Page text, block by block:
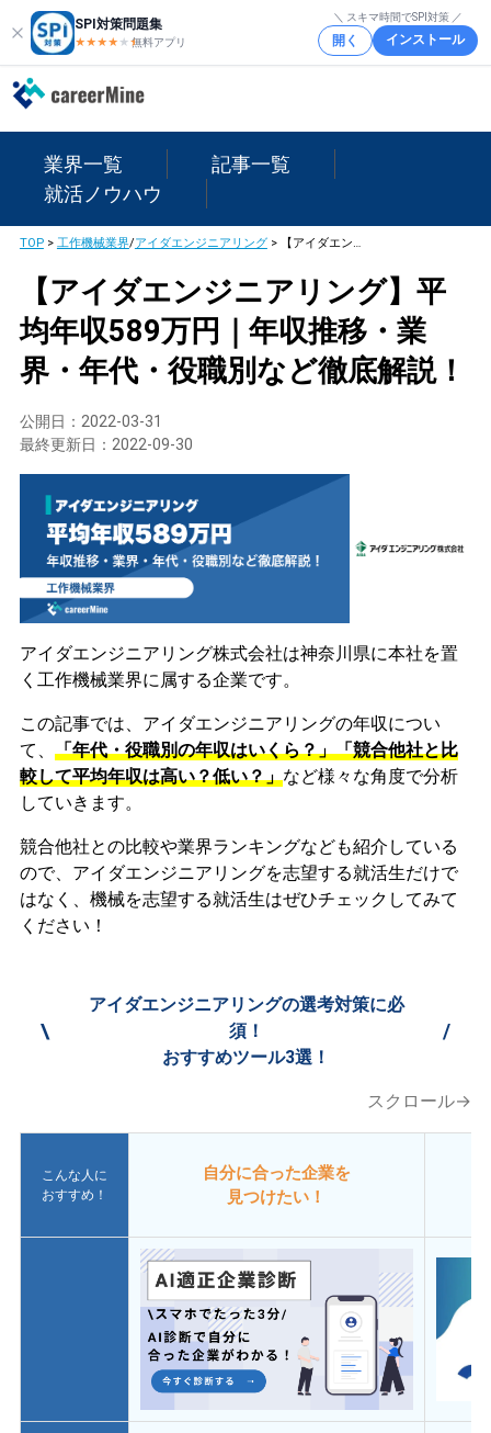
SPI対策問題集
★★★★ ★★
無料アプリ
＼ スキマ時間でSPI対策 ／
開く インストール
業界一覧
記事一覧
就活ノウハウ
TOP> 工作機械業界/アイダエンジニアリング> 【アイダエンジニアリング】平均年収589万円｜年収推移・業界・年代・役職別など徹底解説！
【アイダエンジニアリング】平
均年収589万円｜年収推移・業
界・年代・役職別など徹底解説！
公開日： 2022-03-31
最終更新日： 2022-09-30
アイダエンジニアリング株式会社は神奈川県に本社を置
く工作機械業界に属する企業です。
この記事では、アイダエンジニアリングの年収につい
て、 「年代・役職別の年収はいくら？」「競合他社と比
較して平均年収は高い？低い？」など様々な角度で分析
していきます。
競合他社との比較や業界ランキングなども紹介している
ので、アイダエンジニアリングを志望する就活生だけで
はなく、機械を志望する就活生はぜひチェックしてみて
ください！
\
アイダエンジニアリングの選考対策に必
須！
おすすめツール3選！
/
スクロール→
こんな人に
おすすめ！
自分に合った企業を
見つけたい！